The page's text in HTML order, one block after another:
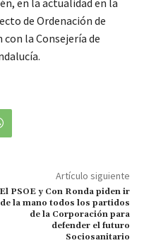
de Ordenación de
la Consejería de
Artículo siguiente
El PSOE y Con Ronda piden ir
de la mano todos los partidos
de la Corporación para
defender el futuro
Sociosanitario